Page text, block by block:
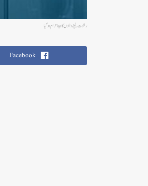
رشوت لینے والوں کا جینا حرام ہوگیا
Facebook